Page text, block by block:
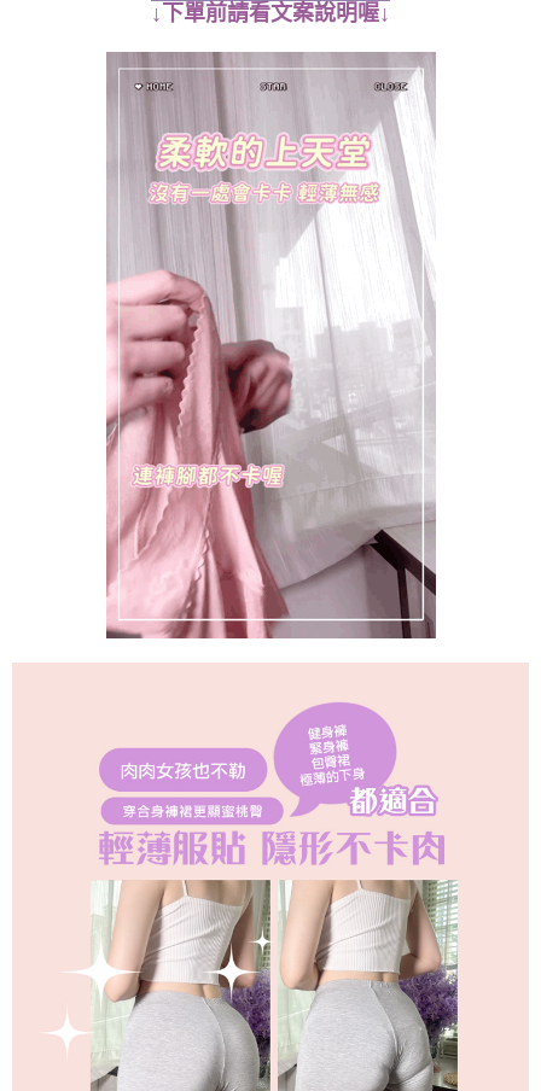
↓ 下單前請看文案說明喔↓